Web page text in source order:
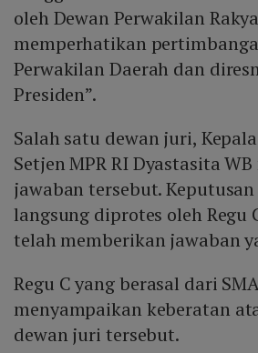
oleh Dewan Perwakilan
memperhatikan
Perwakilan Daerah dan
Presiden”.
Salah satu dewan juri,
Setjen MPR RI Dyastasita
jawaban tersebut.
langsung diprotes oleh Regu
telah memberikan jawaban
Regu C yang berasal dari
menyampaikan keberatan
dewan juri tersebut.